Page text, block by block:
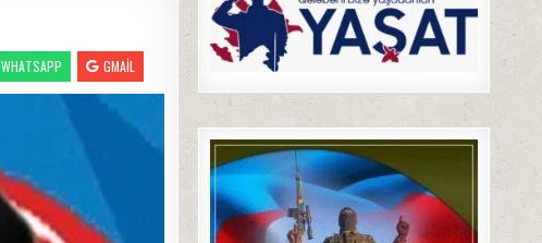
WHATSAPP GMAIL